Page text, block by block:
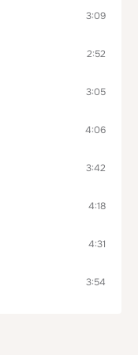
3:09
2:52
3:05
4:06
3:42
4:18
4:31
3:54